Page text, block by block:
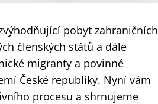
pobyt zahraničních
členských států a dále
migranty a povinné
České republiky. Nyní vám
procesu a shrnujeme